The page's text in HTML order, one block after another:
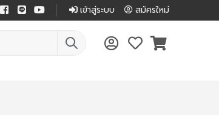
เข้าสู่ระบบ สมัครใหม่